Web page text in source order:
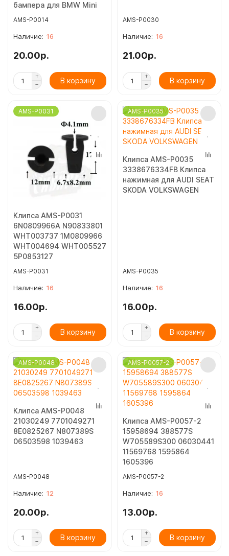
бампера для BMW Mini
AMS-P0014
16
20.00р.
В корзину
AMS-P0030
16
21.00р.
В корзину
AMS-P0031
Клипса AMS-P0031
6N0809966A N90833801
WHT003737 1M0809966
WHT004694 WHT005527
5P0853127
AMS-P0031
16
16.00р.
В корзину
AMS-P0035
Клипса AMS-P0035
3338676334FB Клипса
нажимная для AUDI SEAT
SKODA VOLKSWAGEN
AMS-P0035
16
16.00р.
В корзину
AMS-P0048
Клипса AMS-P0048
21030249 7701049271
8E0825267 N807389S
06503598 1039463
AMS-P0048
12
20.00р.
В корзину
AMS-P0057-2
Клипса AMS-P0057-2
15958694 388577S
W705589S300 06030441
11569768 1595864
1605396
AMS-P0057-2
16
13.00р.
В корзину